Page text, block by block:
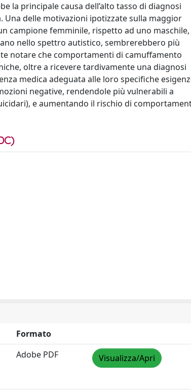
la principale causa dell’alto tasso di diagnosi
delle motivazioni ipotizzate sulla maggior
campione femminile, rispetto ad uno maschile,
nello spettro autistico, sembrerebbero più
notare che comportamenti di camuffamento
oltre a ricevere tardivamente una diagnosi
medica adeguata alle loro specifiche
negative, rendendole più vulnerabili a
e aumentando il rischio di
Formato
Adobe PDF Visualizza/Apri